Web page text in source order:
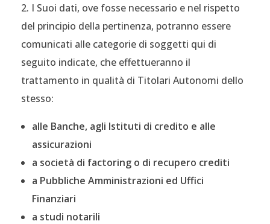
I Suoi dati, ove fosse necessario e nel rispetto
del principio della pertinenza, potranno essere
comunicati alle categorie di soggetti qui di
seguito indicate, che effettueranno il
trattamento in qualità di Titolari Autonomi dello
stesso:
alle Banche, agli Istituti di credito e alle
assicurazioni
a società di factoring o di recupero crediti
a Pubbliche Amministrazioni ed Uffici
Finanziari
a studi notarili